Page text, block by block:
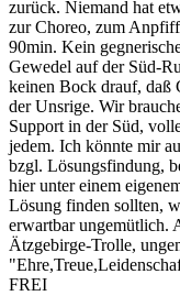
zurück. Niemand hat
zur Choreo, zum
90min. Kein
Gewedel auf der Süd-
keinen Bock drauf, daß
der Unsrige. Wir
Support in der Süd,
jedem. Ich könnte mir
bzgl. Lösungsfindung,
hier unter einem
Lösung finden sollten,
erwartbar ungemütlich.
Ätzgebirge-Trolle,
FREI